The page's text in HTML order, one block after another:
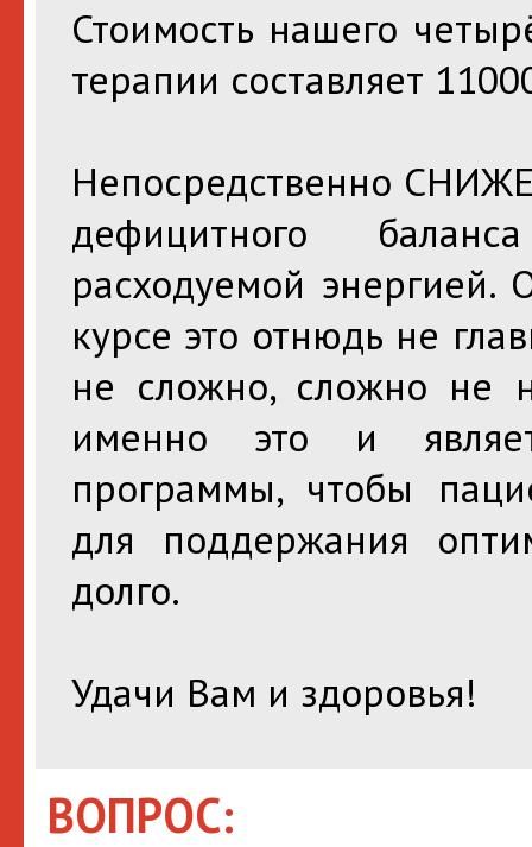
Стоимость нашего
терапии составляет
Непосредственно
дефицитного
расходуемой
курсе это отнюдь не
не сложно, сложно не
именно это и
программы, чтобы
для поддержания
долго.
Удачи Вам и здоровья!
ВОПРОС: